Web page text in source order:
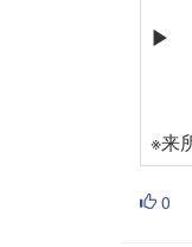
▶
※来
0